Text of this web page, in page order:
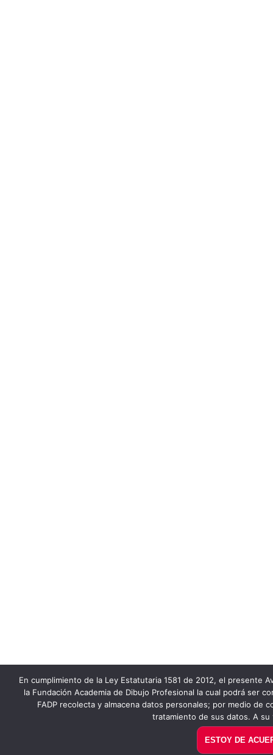
En cumplimiento de la Ley Estatutaria 1581 de 2012, el presente
la Fundación Academia de Dibujo Profesional la cual podrá ser
FADP recolecta y almacena datos personales; por medio
tratamiento de sus datos. A su
ESTOY DE